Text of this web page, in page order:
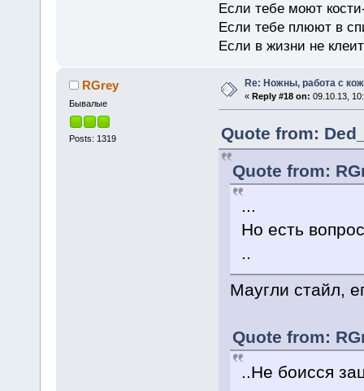
Если тебе моют
Если тебе плюют в
Если в жизни не
RGrey
Бывалые
Posts: 1319
Re: Ножны, работа с
« Reply #18 on: 09.10.13,
Quote from:
Quote from:
...
Но есть
..
Маугли стайл,
Quote from:
..Не боисся